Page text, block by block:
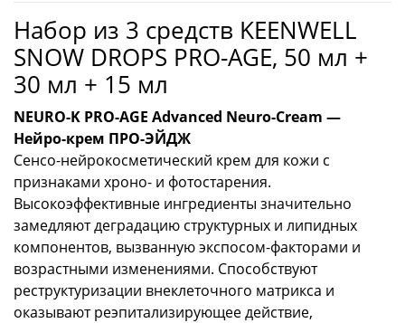
+
30
мл
+
15
мл
количество
Набор из 3 средств KEENWELL
SNOW DROPS PRO-AGE, 50 мл +
30 мл + 15 мл
NEURO-K PRO-AGE Advanced Neuro-Cream —
Нейро-крем ПРО-ЭЙДЖ
Сенсо-нейрокосметический крем для кожи с
признаками хроно- и фотостарения.
Высокоэффективные ингредиенты значительно
замедляют деградацию структурных и липидных
компонентов, вызванную экспосом-факторами и
возрастными изменениями. Способствуют
реструктуризации внеклеточного матрикса и
оказывают реэпитализирующее действие,